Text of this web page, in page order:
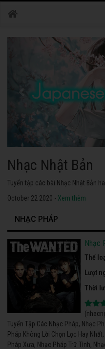
Nhạc Nhật Bản
Tuyển tập các bài Nhạc Nhật Bản
October 22 2020 - Xem thêm
NHẠC PHÁP
Nhạc
Thể
Lượt
Thời
Tuyển Tập Các Nhạc Pháp, Nhạc
Pháp Không Lời Chọn Lọc Hay
Pháp Xưa, Nhạc Pháp Trữ Tình,